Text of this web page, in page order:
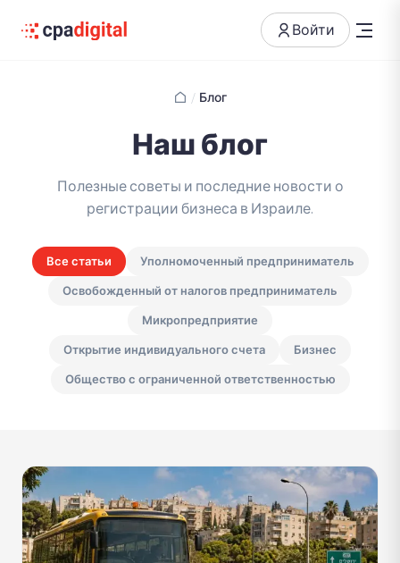
Войти
/ Блог
Наш блог
Полезные советы и последние новости о
регистрации бизнеса в Израиле.
Все статьи
Уполномоченный предприниматель
Освобожденный от налогов предприниматель
Микропредприятие
Открытие индивидуального счета
Бизнес
Общество с ограниченной ответственностью